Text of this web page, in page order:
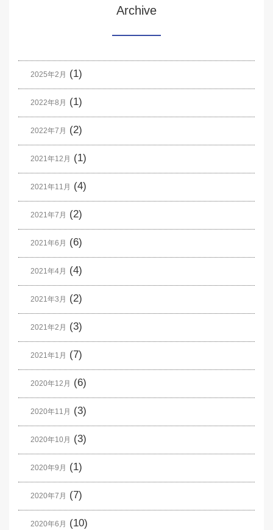
Archive
2025年2月 (1)
2022年8月 (1)
2022年7月 (2)
2021年12月 (1)
2021年11月 (4)
2021年7月 (2)
2021年6月 (6)
2021年4月 (4)
2021年3月 (2)
2021年2月 (3)
2021年1月 (7)
2020年12月 (6)
2020年11月 (3)
2020年10月 (3)
2020年9月 (1)
2020年7月 (7)
2020年6月 (10)